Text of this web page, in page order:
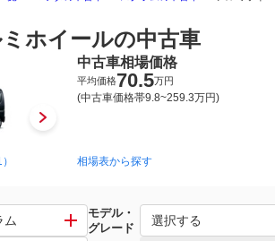
ホイールの中古車
2015年3月~2026年5月（242）
中古車相場価格
平均価格70.5万円
(中古車価格帯9.8~259.3万円)
相場表から探す
ム
モデル・
グレード
選択する